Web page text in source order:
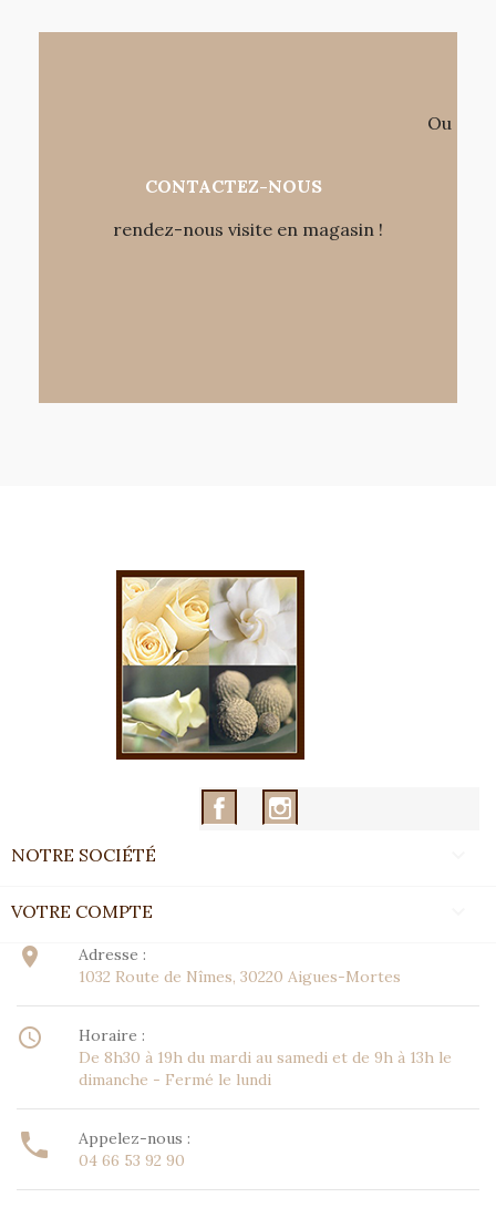
CONTACTEZ-NOUS
Ou
rendez-nous visite en magasin !
FacebookInstagram
NOTRE SOCIÉTÉ
VOTRE COMPTE
place
Adresse :
1032 Route de Nîmes, 30220 Aigues-Mortes
access_time
Horaire :
De 8h30 à 19h du mardi au samedi et de 9h à 13h le
dimanche - Fermé le lundi
call
Appelez-nous :
04 66 53 92 90